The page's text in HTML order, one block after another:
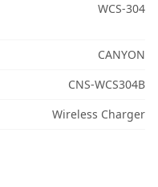
WCS-304
CANYON
CNS-WCS304B
Wireless Charger